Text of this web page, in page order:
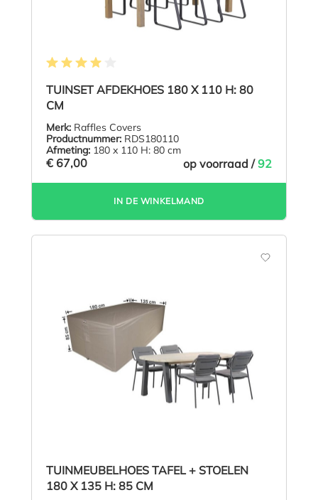
TUINSET AFDEKHOES 180 X 110 H: 80
CM
Merk: Raffles Covers
Productnummer: RDS180110
Afmeting: 180 x 110 H: 80 cm
€ 67,00 op voorraad /92
IN DE WINKELMAND
TUINMEUBELHOES TAFEL + STOELEN
180 X 135 H: 85 CM